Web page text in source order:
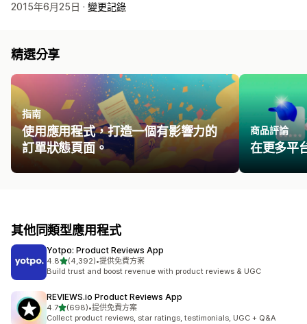
2015年6月25日 · 變更記錄
精選分享
指南
使用應用程式，打造一個有影響力的
訂單狀態頁面。
商品評論
在更多平
其他同類型應用程式
Yotpo: Product Reviews App
4.8滿分 5 顆星
(4,392)
共有 4392 則評價
•提供免費方案
Build trust and boost revenue with product reviews & UGC
REVIEWS.io Product Reviews App
4.7滿分 5 顆星
(698)
共有 698 則評價
•提供免費方案
Collect product reviews, star ratings, testimonials, UGC + Q&A